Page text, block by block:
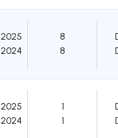
2025
2024
8
8
2025
2024
1
1